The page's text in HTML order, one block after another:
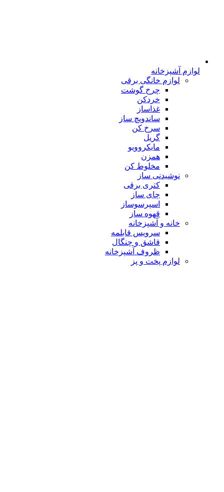
لوازم آشپزخانه
لوازم خانگی برقی
چرخ گوشت
خردکن
غذاساز
ساندویچ ساز
سرخ کن
گریل
مایکروویو
همزن
مخلوط کن
نوشیدنی ساز
کتری برقی
چای ساز
اسپرسوساز
قهوه ساز
خانه و آشپزخانه
سرویس قابلمه
قاشق و چنگال
ظروف آشپزخانه
لوازم پخت و پز